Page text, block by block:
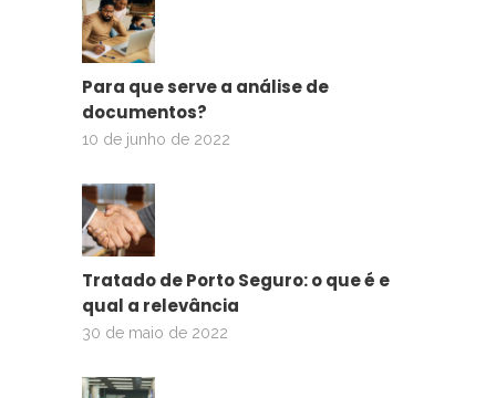
Para que serve a análise de
documentos?
10 de junho de 2022
Tratado de Porto Seguro: o que é e
qual a relevância
30 de maio de 2022